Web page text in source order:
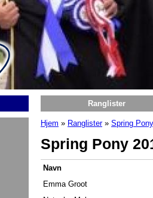
Ranglister
Du er her
Hjem » Ranglister» Spring Pony
Spring Pony
Navn
Emma Groot